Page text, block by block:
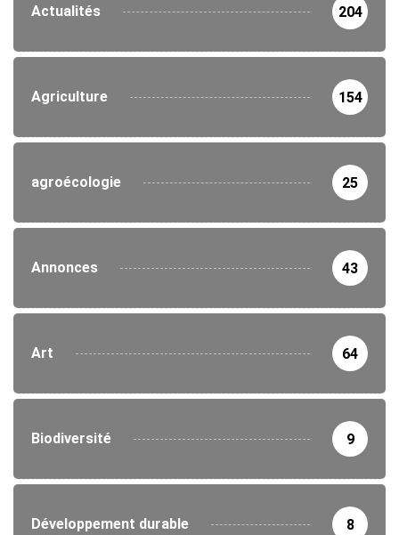
Actualités 204
Agriculture 154
agroécologie 25
Annonces 43
Art 64
Biodiversité 9
Développement durable 8